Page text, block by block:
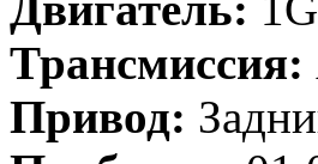
Трансмиссия:
Привод: